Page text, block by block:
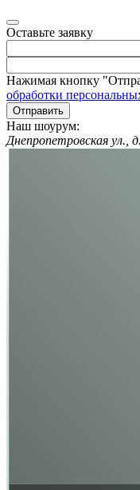
Оставьте заявку
Нажимая кнопку
обработки
Отправить
Наш шоурум:
Днепропетровская ул.,